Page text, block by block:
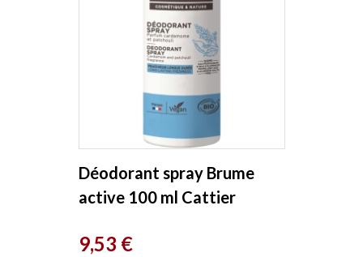
Déodorant spray Brume
active 100 ml Cattier
Prix
9,53 €